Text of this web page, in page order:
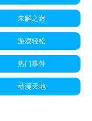
未解之迷
游戏轻松
热门事件
动漫天地